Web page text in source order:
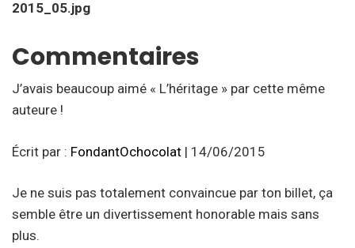
Commentaires
J’avais beaucoup aimé « L’héritage » par cette même
auteure !
Écrit par : FondantOchocolat | 14/06/2015
Je ne suis pas totalement convaincue par ton billet, ça
semble être un divertissement honorable mais sans
plus.